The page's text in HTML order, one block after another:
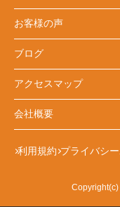
お客様の声
ブログ
アクセスマップ
会社概要
利用規約 プライバシ
Copyright(c)